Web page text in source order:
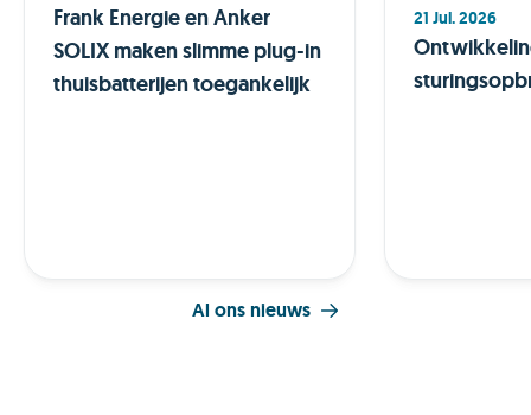
Frank Energie en Anker
SOLIX maken slimme plug-in
thuisbatterijen toegankelijk
21 Jul. 2026
Al ons nieuws